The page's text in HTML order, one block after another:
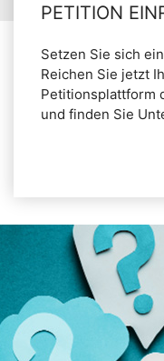
PETITION
Setzen Sie sich
Reichen Sie jetzt
Petitionsplattform
und finden Sie